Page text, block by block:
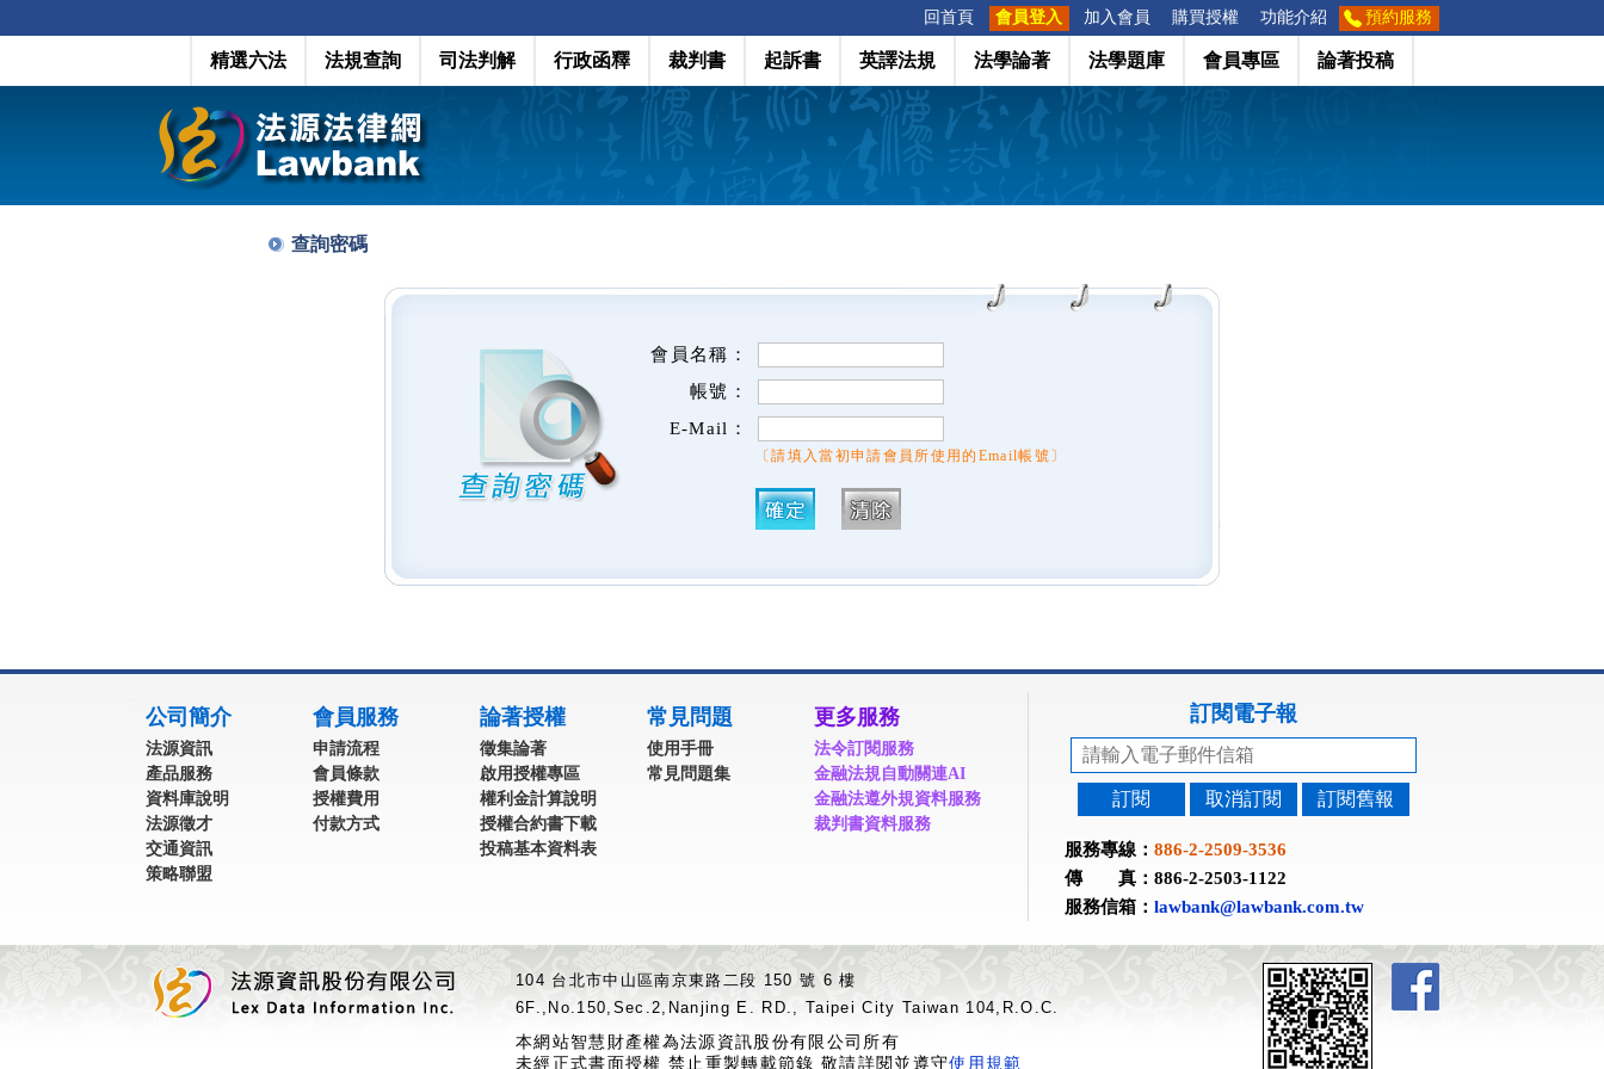
回首頁 會員登入 加入會員 購買授權 功能介紹 預約服務
精選六法 法規查詢 司法判解 行政函釋 裁判書 起訴書 英譯法規 法學論著 法學題庫 會員專區 論著投稿
查詢密碼
會員名稱：
帳號：
E-Mail：
〔請填入當初申請會員所使用的Email帳號〕
公司簡介
法源資訊
產品服務
資料庫說明
法源徵才
交通資訊
策略聯盟
會員服務
申請流程
會員條款
授權費用
付款方式
論著授權
徵集論著
啟用授權專區
權利金計算說明
授權合約書下載
投稿基本資料表
常見問題
使用手冊
常見問題集
更多服務
法令訂閱服務
金融法規自動關連AI
金融法遵外規資料服務
裁判書資料服務
訂閱電子報
訂閱 取消訂閱 訂閱舊報
服務專線： 886-2-2509-3536
傳 真：886-2-2503-1122
服務信箱： lawbank@lawbank.com.tw
104 台北市中山區南京東路二段 150 號 6 樓
6F.,No.150,Sec.2,Nanjing E. RD., Taipei City Taiwan 104,R.O.C.
本網站智慧財產權為法源資訊股份有限公司所有
未經正式書面授權 禁止重製轉載節錄 敬請詳閱並遵守使用規範